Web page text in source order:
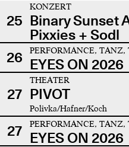
25
KONZERT
Binary Sunset
Pixxies + Sodl
26
PERFORMANCE, TANZ,
EYES ON 2026
27
THEATER
PIVOT
Polivka/Hafner/Koch
27 PERFORMANCE, TANZ,
EYES ON 2026